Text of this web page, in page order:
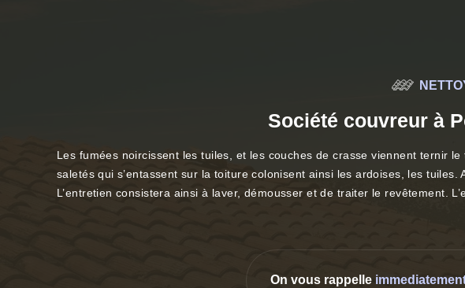
Société couvreur à
Les fumées noircissent les tuiles, et les couches de crasse viennent ternir
saletés qui s’entassent sur la toiture colonisent ainsi les ardoises, les
L’entretien consistera ainsi à laver, démousser et de traiter le revêtement.
On vous rappelle